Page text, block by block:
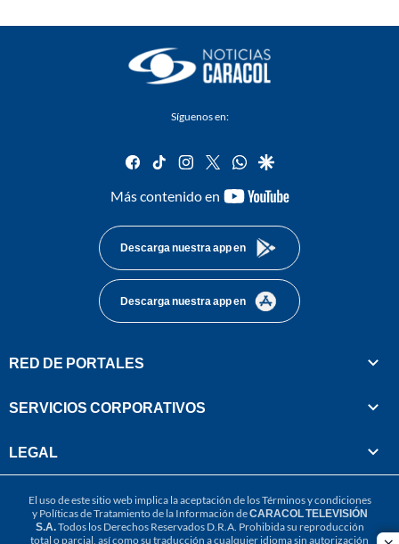
Síguenos en:
facebook
tiktok instagram
twitterwhatsapp
google
Más contenido en
youtube-
Descarga nuestra app en
Descarga nuestra app en
RED DE PORTALES
SERVICIOS CORPORATIVOS
LEGAL
El uso de este sitio web implica la aceptación de losTérminos y condiciones
y Políticas de Tratamiento de la Información deCARACOL TELEVISIÓN
S.A.Todos los Derechos Reservados D.R.A. Prohibida su reproducción
total o parcial, así como su traducción a cualquier idioma sin autorización